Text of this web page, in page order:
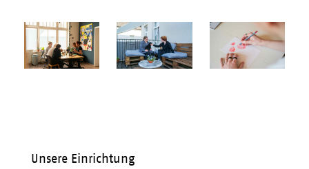
Unsere Einrichtung